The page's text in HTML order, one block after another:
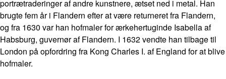
portrætraderinger af andre kunstnere, ætset ned i metal. Han
brugte fem år i Flandern efter at være returneret fra Flandern,
og fra 1630 var han hofmaler for ærkehertuginde Isabella af
Habsburg, guvernør af Flandern. I 1632 vendte han tilbage til
London på opfordring fra Kong Charles I. af England for at blive
hofmaler.